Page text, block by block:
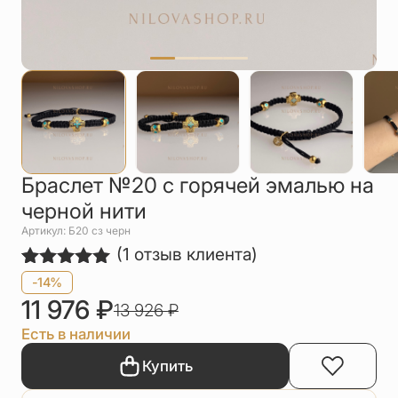
Чётки
Шнурки на
шею
Другое
Браслет №20 с горячей эмалью на
черной нити
Артикул: Б20 сз черн
Рейтинг
5.00из 5
на основе
опроса
1
пользователя
(1 отзыв клиента)
-14%
11 976 ₽13 926₽
Есть в наличии
Купить